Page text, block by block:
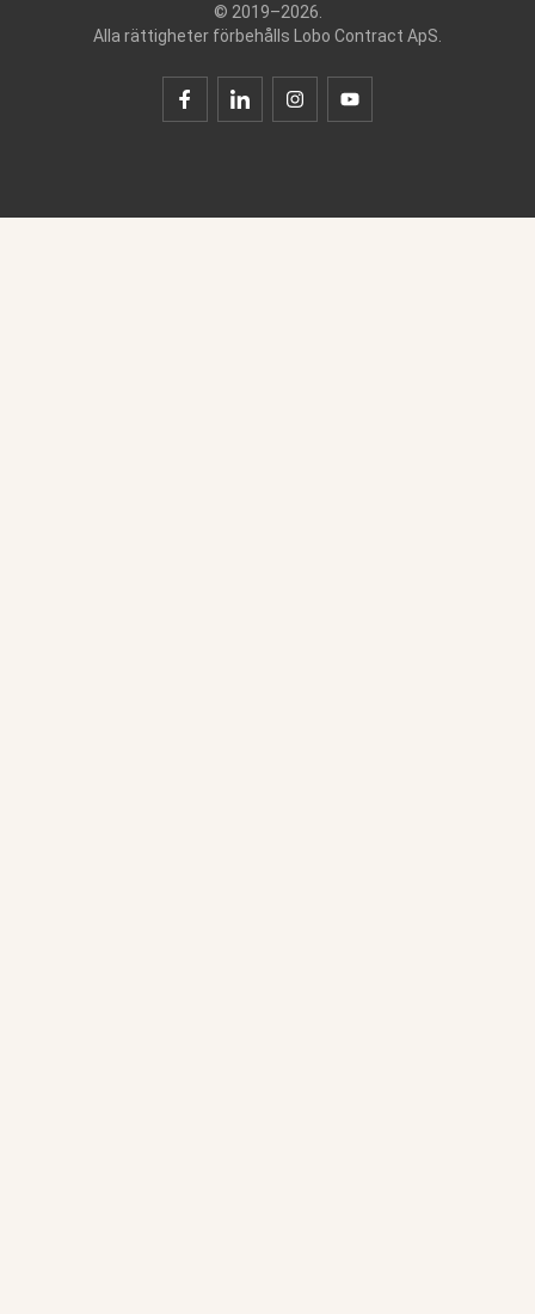
© 2019–2026.
Alla rättigheter förbehålls Lobo Contract ApS.